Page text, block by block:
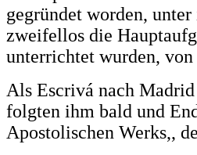
gegründet worden,
zweifellos die
unterrichtet wurden,
Als Escrivá nach Madrid
folgten ihm bald und
Apostolischen Werks,,